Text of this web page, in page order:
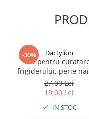
-30% Dactylion
Set pentru
frigiderului, perie
racleta, ac, seringa,
otel/plastic, alb
27,00 Lei
19,00 Lei
IN STOC